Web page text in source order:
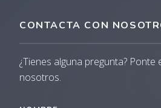
CONTACTA CON
¿Tienes alguna pregunta?
nosotros.